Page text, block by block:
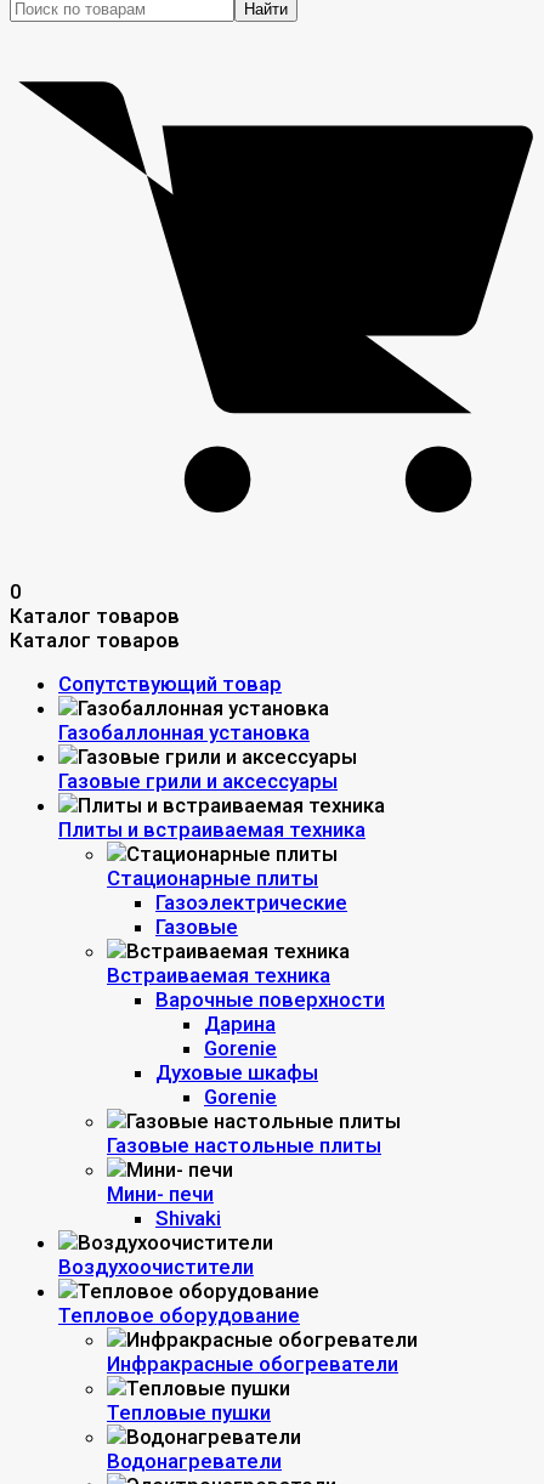
Найти
0
Каталог товаров
Каталог товаров
Сопутствующий товар
Газобаллонная установка
Газовые грили и аксессуары
Плиты и встраиваемая техника
Стационарные плиты
Газоэлектрические
Газовые
Встраиваемая техника
Варочные поверхности
Дарина
Gorenie
Духовые шкафы
Gorenie
Газовые настольные плиты
Мини- печи
Shivaki
Воздухоочистители
Тепловое оборудование
Инфракрасные обогреватели
Тепловые пушки
Водонагреватели